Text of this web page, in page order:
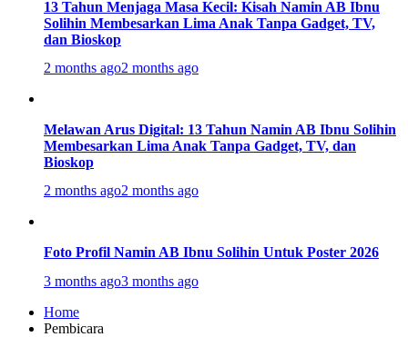
13 Tahun Menjaga Masa Kecil: Kisah Namin AB Ibnu
Solihin Membesarkan Lima Anak Tanpa Gadget, TV,
dan Bioskop
2 months ago2 months ago
Melawan Arus Digital: 13 Tahun Namin AB Ibnu Solihin
Membesarkan Lima Anak Tanpa Gadget, TV, dan
Bioskop
2 months ago2 months ago
Foto Profil Namin AB Ibnu Solihin Untuk Poster 2026
3 months ago3 months ago
Home
Pembicara